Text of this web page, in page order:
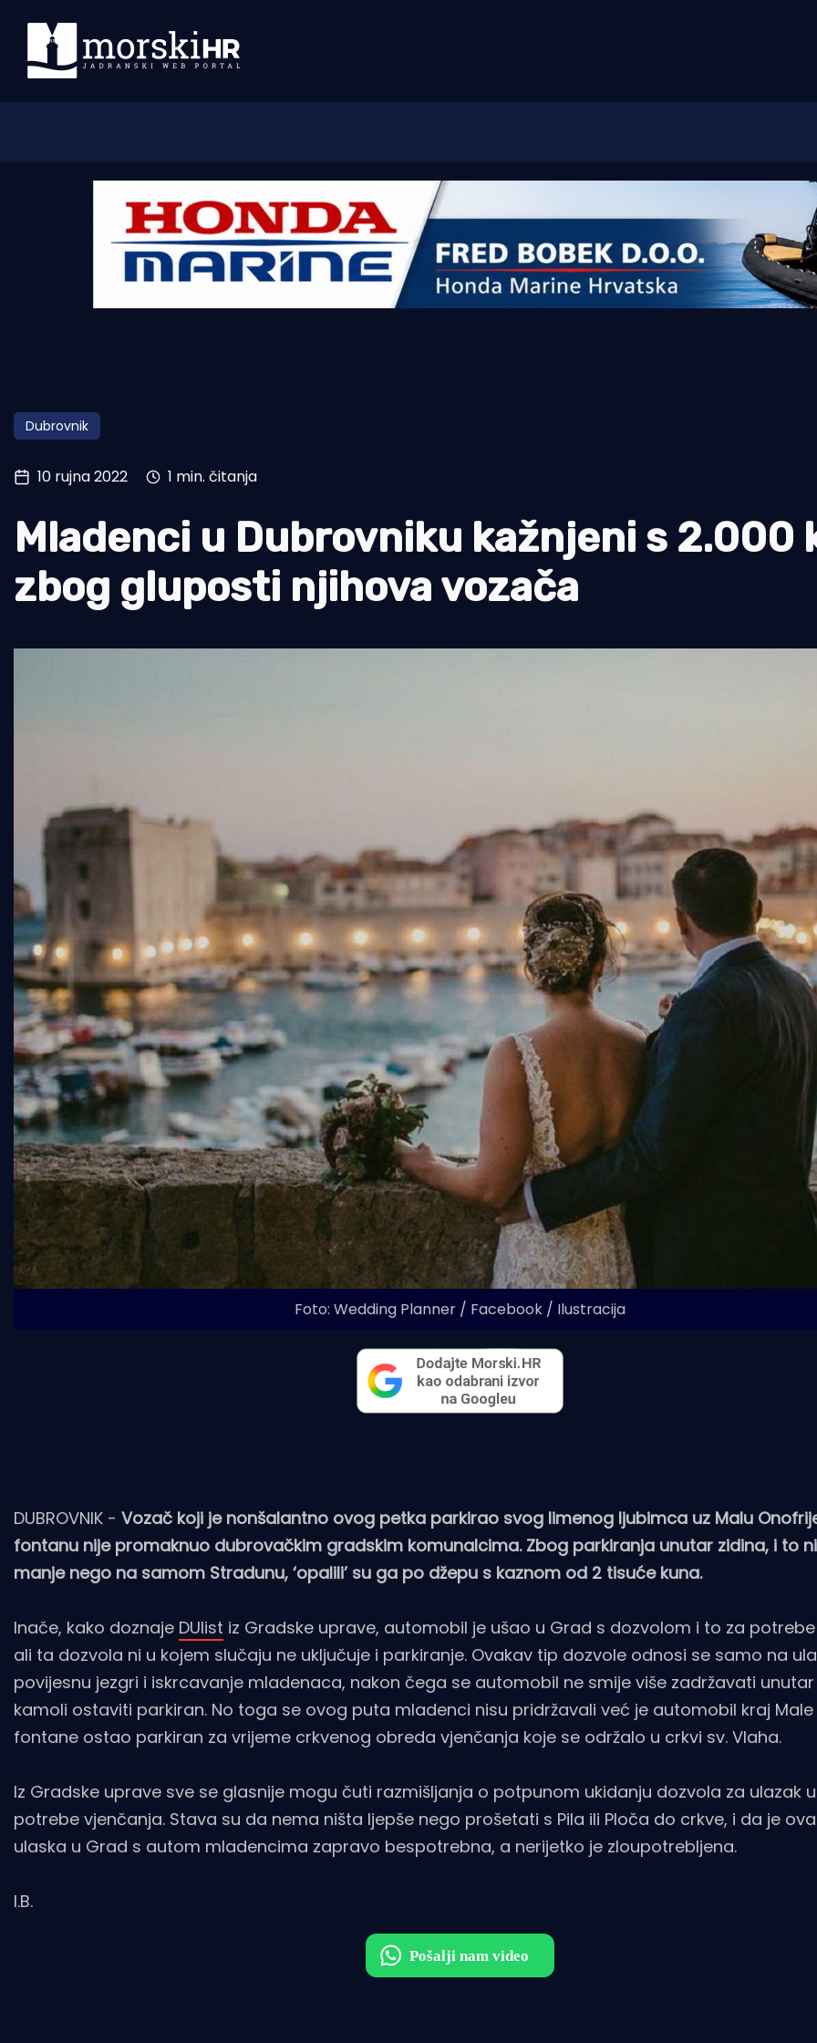
Morski plus
Pomorstvo
Ribolov
Tradicija i kultura
Dubrovnik
10 rujna 2022 1 min. čitanja
Mladenci u Dubrovniku kažnjeni s 2.000
zbog gluposti njihova vozača
Foto: Wedding Planner / Facebook / Ilustracija
DUBROVNIK - Vozač koji je nonšalantno ovog petka parkirao svog limenog ljubimca uz Malu
fontanu nije promaknuo dubrovačkim gradskim komunalcima. Zbog parkiranja unutar zidina, i to
manje nego na samom Stradunu, ‘opalili’ su ga po džepu s kaznom od 2 tisuće kuna.
Inače, kako doznaje DUlist iz Gradske uprave, automobil je ušao u Grad s dozvolom i to za
ali ta dozvola ni u kojem slučaju ne uključuje i parkiranje. Ovakav tip dozvole odnosi se samo na
povijesnu jezgri i iskrcavanje mladenaca, nakon čega se automobil ne smije više zadržavati
kamoli ostaviti parkiran. No toga se ovog puta mladenci nisu pridržavali već je automobil kraj
fontane ostao parkiran za vrijeme crkvenog obreda vjenčanja koje se održalo u crkvi sv. Vlaha.
Iz Gradske uprave sve se glasnije mogu čuti razmišljanja o potpunom ukidanju dozvola za ulazak
potrebe vjenčanja. Stava su da nema ništa ljepše nego prošetati s Pila ili Ploča do crkve, i da je
ulaska u Grad s autom mladencima zapravo bespotrebna, a nerijetko je zloupotrebljena.
I.B.